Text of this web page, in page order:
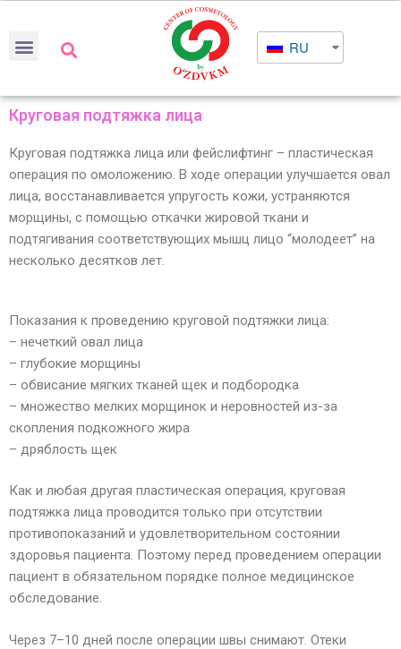
RU
Круговая подтяжка лица
Круговая подтяжка лица или фейслифтинг – пластическая
операция по омоложению. В ходе операции улучшается овал
лица, восстанавливается упругость кожи, устраняются
морщины, с помощью откачки жировой ткани и
подтягивания соответствующих мышц лицо “молодеет” на
несколько десятков лет.
Показания к проведению круговой подтяжки лица:
– нечеткий овал лица
– глубокие морщины
– обвисание мягких тканей щек и подбородка
– множество мелких морщинок и неровностей из-за
скопления подкожного жира
– дряблость щек
Как и любая другая пластическая операция, круговая
подтяжка лица проводится только при отсутствии
противопоказаний и удовлетворительном состоянии
здоровья пациента. Поэтому перед проведением операции
пациент в обязательном порядке полное медицинское
обследование.
Через 7–10 дней после операции швы снимают. Отеки